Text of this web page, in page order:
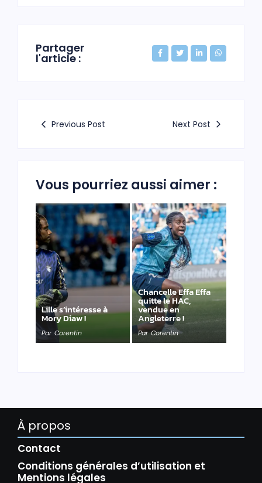
Partager
l'article :
Previous Post Next Post
Vous pourriez aussi aimer :
Lille s’intéresse à
Mory Diaw !
Par Corentin
Chancelle Effa Effa
quitte le HAC,
vendue en
Angleterre !
Par Corentin
À propos
Contact
Conditions générales d’utilisation et
Mentions légales